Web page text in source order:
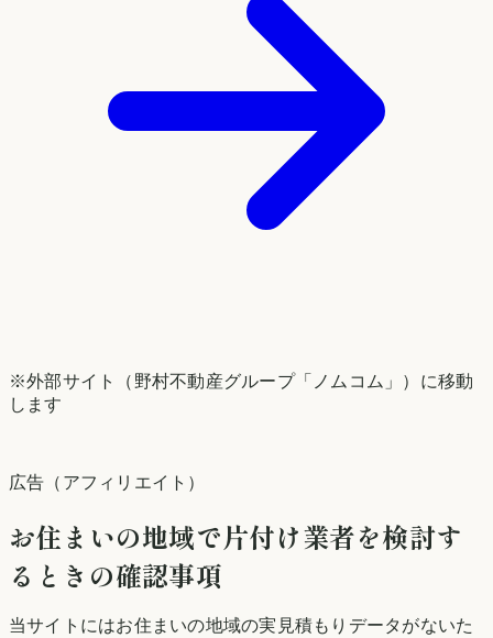
※外部サイト（野村不動産グループ「ノムコム」）に移動
します
広告（アフィリエイト）
お住まいの地域で片付け業者を検討す
るときの確認事項
当サイトにはお住まいの地域の実見積もりデータがないた